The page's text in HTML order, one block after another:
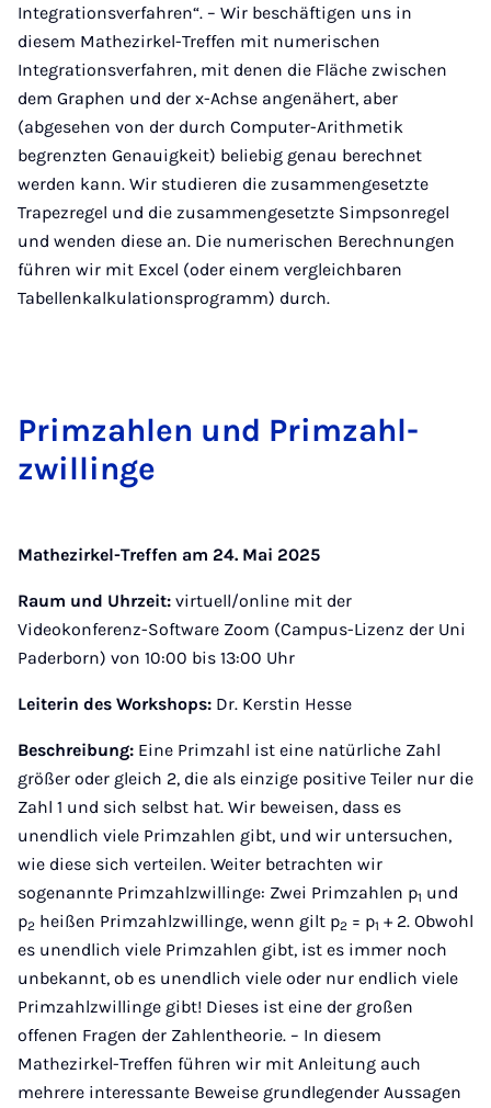
Integrationsverfahren“. – Wir beschäftigen uns in
diesem Mathezirkel-Treffen mit numerischen
Integrationsverfahren, mit denen die Fläche zwischen
dem Graphen und der x-Achse angenähert, aber
(abgesehen von der durch Computer-Arithmetik
begrenzten Genauigkeit) beliebig genau berechnet
werden kann. Wir studieren die zusammengesetzte
Trapezregel und die zusammengesetzte Simpsonregel
und wenden diese an. Die numerischen Berechnungen
führen wir mit Excel (oder einem vergleichbaren
Tabellenkalkulationsprogramm) durch.
Prim­zah­len und Prim­zahl­
zwil­lin­ge
Mathezirkel-Treffen am 24. Mai 2025
Raum und Uhrzeit: virtuell/online mit der
Videokonferenz-Software Zoom (Campus-Lizenz der Uni
Paderborn) von 10:00 bis 13:00 Uhr
Leiterin des Workshops: Dr. Kerstin Hesse
Beschreibung: Eine Primzahl ist eine natürliche Zahl
größer oder gleich 2, die als einzige positive Teiler nur die
Zahl 1 und sich selbst hat. Wir beweisen, dass es
unendlich viele Primzahlen gibt, und wir untersuchen,
wie diese sich verteilen. Weiter betrachten wir
sogenannte Primzahlzwillinge: Zwei Primzahlen p1 und
p2 heißen Primzahlzwillinge, wenn gilt p2 = p1 + 2. Obwohl
es unendlich viele Primzahlen gibt, ist es immer noch
unbekannt, ob es unendlich viele oder nur endlich viele
Primzahlzwillinge gibt! Dieses ist eine der großen
offenen Fragen der Zahlentheorie. – In diesem
Mathezirkel-Treffen führen wir mit Anleitung auch
mehrere interessante Beweise grundlegender Aussagen